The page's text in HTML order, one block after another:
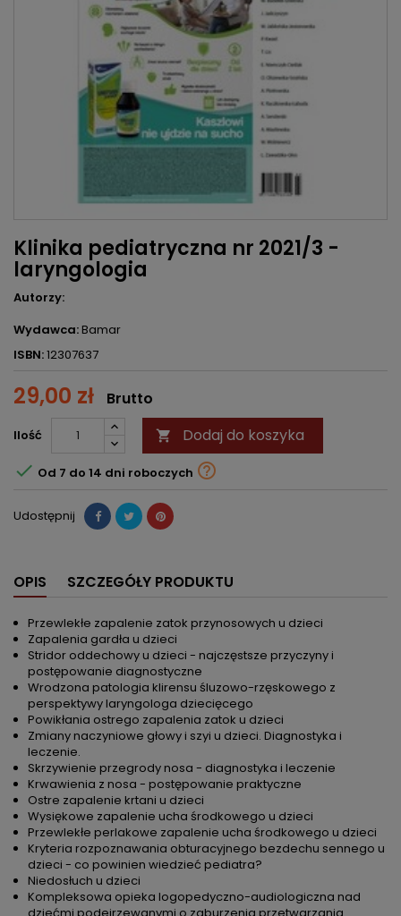
Klinika pediatryczna nr 2021/3 -
laryngologia
Autorzy:
Wydawca:Bamar
ISBN:12307637
29,00 zł Brutto
Ilość  Dodaj do koszyka
 Od 7 do 14 dni roboczych 
Udostępnij
OPIS SZCZEGÓŁY PRODUKTU
Przewlekłe zapalenie zatok przynosowych u dzieci
Zapalenia gardła u dzieci
Stridor oddechowy u dzieci - najczęstsze przyczyny i
postępowanie diagnostyczne
Wrodzona patologia klirensu śluzowo-rzęskowego z
perspektywy laryngologa dziecięcego
Powikłania ostrego zapalenia zatok u dzieci
Zmiany naczyniowe głowy i szyi u dzieci. Diagnostyka i
leczenie.
Skrzywienie przegrody nosa - diagnostyka i leczenie
Krwawienia z nosa - postępowanie praktyczne
Ostre zapalenie krtani u dzieci
Wysiękowe zapalenie ucha środkowego u dzieci
Przewlekłe perlakowe zapalenie ucha środkowego u dzieci
Kryteria rozpoznawania obturacyjnego bezdechu sennego u
dzieci - co powinien wiedzieć pediatra?
Niedosłuch u dzieci
Kompleksowa opieka logopedyczno-audiologiczna nad